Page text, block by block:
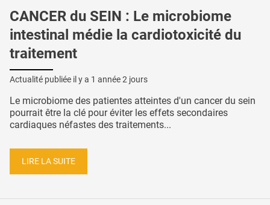
CANCER du SEIN : Le microbiome
intestinal médie la cardiotoxicité du
traitement
Actualité publiée il y a 1 année 2 jours
Le microbiome des patientes atteintes d'un cancer du sein
pourrait être la clé pour éviter les effets secondaires
cardiaques néfastes des traitements...
LIRE LA SUITE